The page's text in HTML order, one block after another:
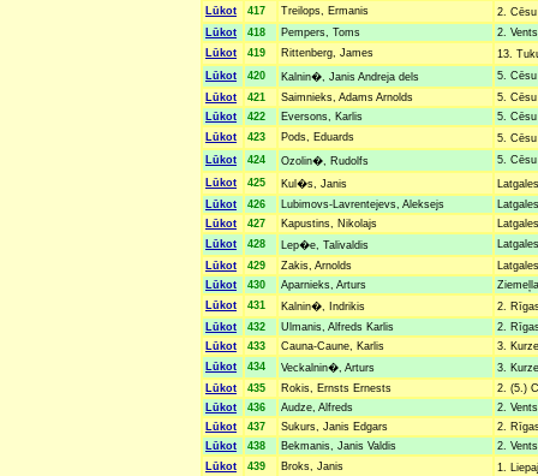
Lūkot
417 Treilops, Ermanis
2.
Lūkot
418 Pempers, Toms
2.
Lūkot
419 Rittenberg, James
13.
Lūkot
420 Kalnin�, Janis Andreja dels
5.
Lūkot
421 Saimnieks, Adams Arnolds
5.
Lūkot
422 Eversons, Karlis
5.
Lūkot
423 Pods, Eduards
5.
Lūkot
424 Ozolin�, Rudolfs
5.
Lūkot
425 Kul�s, Janis
Lūkot
426 Lubimovs-Lavrentejevs, Aleksejs
Lūkot
427 Kapustins, Nikolajs
Lūkot
428 Lep�e, Talivaldis
Lūkot
429 Zakis, Arnolds
Lūkot
430 Aparnieks, Arturs
Lūkot
431 Kalnin�, Indrikis
2.
Lūkot
432 Ulmanis, Alfreds Karlis
2.
Lūkot
433 Cauna-Caune, Karlis
3.
Lūkot
434 Veckalnin�, Arturs
3.
Lūkot
435 Rokis, Ernsts Ernests
2. (5.)
Lūkot
436 Audze, Alfreds
2.
Lūkot
437 Sukurs, Janis Edgars
2.
Lūkot
438 Bekmanis, Janis Valdis
2.
Lūkot
439 Broks, Janis
1.